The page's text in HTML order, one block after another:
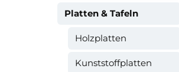
Platten & Tafeln
Holzplatten
Kunststoffplatten